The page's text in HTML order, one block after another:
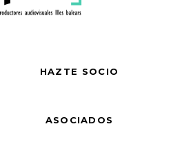
HAZTE SOCIO
ASOCIADOS